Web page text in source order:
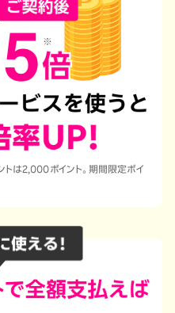
は2,000ポイント。期間限定ポイ